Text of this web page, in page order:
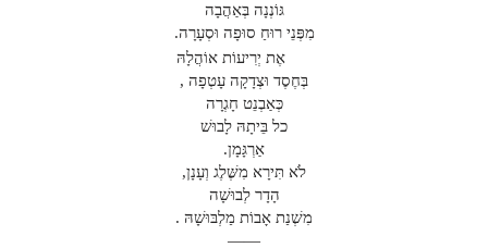
גּוֹנְנָה בְּאַהֲבָה
מִפְּנֵי רוּחַ סוּפָה וּסְעָרָה.
אֶת יְרִיעוֹת אוֹהֲלָהּ
בְּחֶסֶד וּצְדָקָה עָטְפָה ,
כְּאַבְנֵט חָגְרָה
כל בֵּיתָהּ לָבוּשׁ
אַרְגָּמָן.
לֹא תִּירָא מִשֶּׁלֶג וְעָנָן,
הָדָר לְבוּשָׁה
מִשְׁנַת אָבוֹת מַלְבּוּשָׁהּ .
——